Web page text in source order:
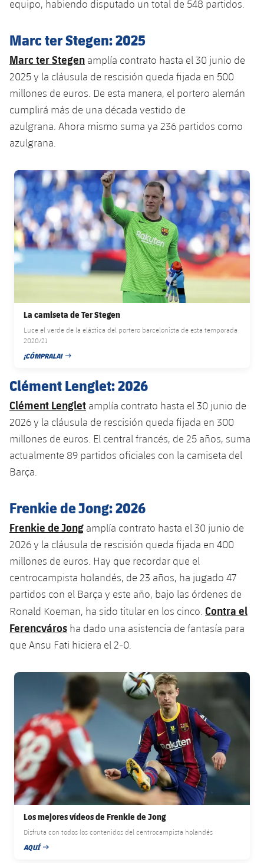
Historia
Clasificaciones
Jugadores
Fotos
Jugadores
Clasificaciones
Juvenil
Infantil
Alevín
PLUSICON
MÁS
Información general
plusicon
más
Noticias
Atletismo
plusicon
más
Actualidad
Masculino
Femenino
Agenda
Baloncesto en silla de ruedas
plusicon
más
Jugadores
Calendario
Resultados
Clasificaciones
Actualidad
Jugadores
Calendario
Resultados
Clasificaciones
Hockey hierba
plusicon
más
Noticias
Hockey Hierba Masculino
Hockey Hierba Femenino
Patinaje artístico
plusicon
más
Actualidad
Agenda
Escuela de Patinaje
Actualidad
Jugadores
Resultados
Clasificaciones
Fotos
Voleibol
Voleibol masculino
Voleibol femenino
plusicon
más
Apúntate a las amateurs
Carnet de las Secciones Amateurs
PLUSICON
MÁS
League of Legends
VALORANT Rising
eFootball
equipo, habiendo disputado un total de 548 partidos.
Marc ter Stegen: 2025
Marc ter Stegen amplía contrato hasta el 30 junio de
2025 y la cláusula de rescisión queda fijada en 500
millones de euros. De esta manera, el portero alemán
cumplirá más de una década vestido de
azulgrana. Ahora mismo suma ya 236 partidos como
azulgrana.
FC Barcelona club badge
La camiseta de Ter Stegen
Luce el verde de la elástica del portero barcelonista de esta temporada
2020/21
¡CÓMPRALA!
FECHA DE PUBLICACIÓN
Clément Lenglet: 2026
Clément Lenglet amplía contrato hasta el 30 junio de
2026 y la cláusula de rescisión queda fijada en 300
millones de euros. El central francés, de 25 años, suma
actualmente 89 partidos oficiales con la camiseta del
Barça.
Frenkie de Jong: 2026
Frenkie de Jong amplía contrato hasta el 30 junio de
2026 y la cláusula de rescisión queda fijada en 400
millones de euros. Hay que recordar que el
centrocampista holandés, de 23 años, ha jugado 47
partidos con el Barça y este año, bajo las órdenes de
Ronald Koeman, ha sido titular en los cinco. Contra el
Ferencváros ha dado una asistencia de fantasía para
que Ansu Fati hiciera el 2-0.
FC Barcelona club badge
Los mejores vídeos de Frenkie de Jong
Disfruta con todos los contenidos del centrocampista holandés
AQUÍ
FECHA DE PUBLICACIÓN